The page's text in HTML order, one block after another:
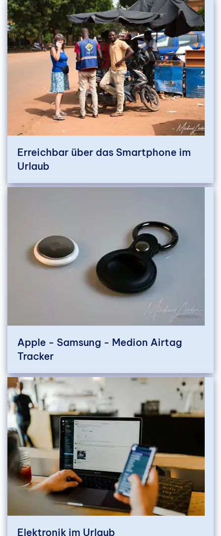
Erreichbar über das Smartphone im
Urlaub
Apple - Samsung - Medion Airtag
Tracker
Elektronik im Urlaub